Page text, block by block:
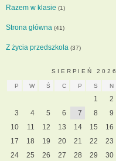
Razem w klasie (1)
Strona główna(41)
Z życia przedszkola(37)
SIERPIEŃ 2026
P W Ś C P S N
1
2
3
4 5 6 7 8
9
10
11 12 13 14 15
16
17
18 19 20 21 22
23
24
25 26 27 28 29
30